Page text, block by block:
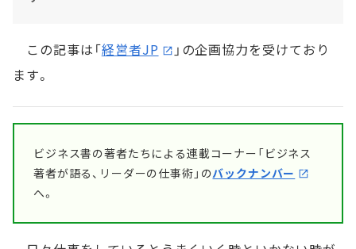
この記事は「経営者JP
」の企画協力を受けており
ます。
ビジネス書の著者たちによる連載コーナー「ビジネス
著者が語る、リーダーの仕事術」のバックナンバー
へ。